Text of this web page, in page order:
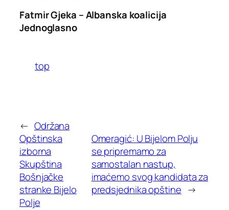
Fatmir Gjeka – Albanska koalicija
Jednoglasno
top
← Održana
Opštinska
izborna
Skupština
Bošnjačke
stranke Bijelo
Polje
Omeragić: U Bijelom Polju
se pripremamo za
samostalan nastup,
imaćemo svog kandidata za
predsjednika opštine →